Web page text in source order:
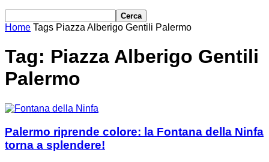
Home Tags Piazza Alberigo Gentili Palermo
Tag: Piazza Alberigo Gentili
Palermo
Palermo riprende colore: la Fontana della Ninfa
torna a splendere!